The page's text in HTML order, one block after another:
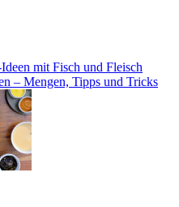
mit Fisch und Fleisch
– Mengen, Tipps und Tricks